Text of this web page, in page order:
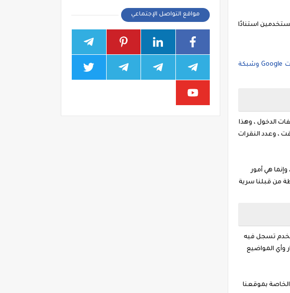
استنادًا
سياسة الخصوصية الخاصة بإعلانات Google وشبكة
الدخول ، وهذا
، وعدد النقرات
هي أمور
من قبلنا سرية
تسجل فيه
وأي المواضيع
بموقعنا
مواقع التواصل الإجتماعي